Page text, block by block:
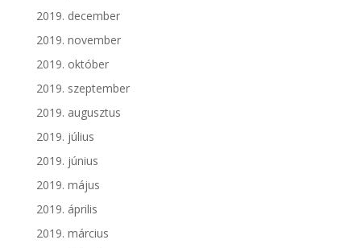
2019. december
2019. november
2019. október
2019. szeptember
2019. augusztus
2019. július
2019. június
2019. május
2019. április
2019. március